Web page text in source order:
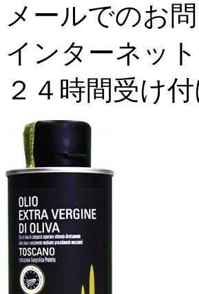
メールでのお
インターネッ
２４時間受け